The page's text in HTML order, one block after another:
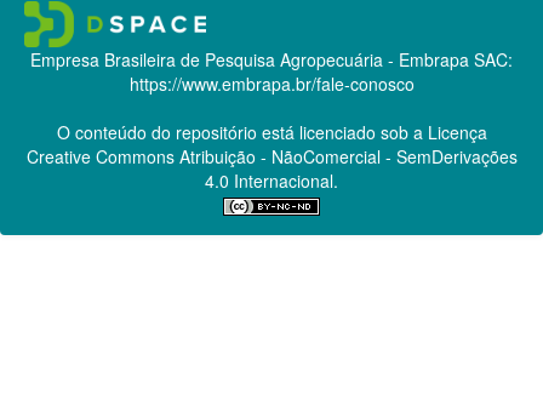
Empresa Brasileira de Pesquisa Agropecuária - Embrapa SAC:
https://www.embrapa.br/fale-conosco
O conteúdo do repositório está licenciado sob a Licença
Creative CommonsAtribuição - NãoComercial - SemDerivações
4.0 Internacional.